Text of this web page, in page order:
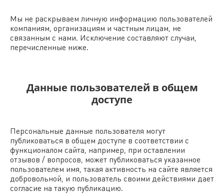
Мы не раскрываем личную информацию пользователей
компаниям, организациям и частным лицам, не
связанным с нами. Исключение составляют случаи,
перечисленные ниже.
Данные пользователей в общем
доступе
Персональные данные пользователя могут
публиковаться в общем доступе в соответствии с
функционалом сайта, например, при оставлении
отзывов / вопросов, может публиковаться указанное
пользователем имя, такая активность на сайте является
добровольной, и пользователь своими действиями дает
согласие на такую публикацию.